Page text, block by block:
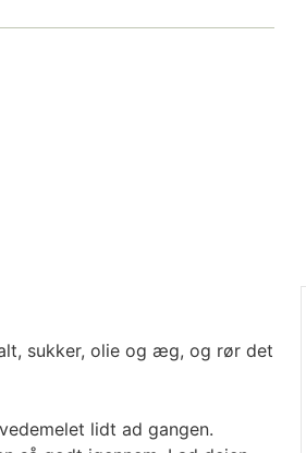
sukker, olie og æg, og rør det
lidt ad gangen.